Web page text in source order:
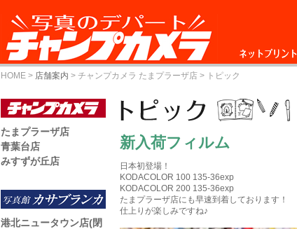
ネットプリント
HOME > 店舗案内 > チャンプカメラ たまプラーザ店 > トピック
新入荷フィルム
日本初登場！
KODACOLOR 100 135-36exp
KODACOLOR 200 135-36exp
たまプラーザ店にも早速到着しております！
仕上りが楽しみですね♪
たまプラーザ店
青葉台店
みすずが丘店
港北ニュータウン店(閉